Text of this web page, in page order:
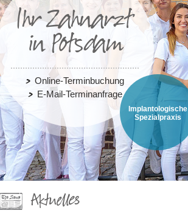
Ihr Zahnarzt
in Potsdam
Online-Terminbuchung
E-Mail-Terminanfrage
Implantologische
Spezialpraxis
Aktuelles